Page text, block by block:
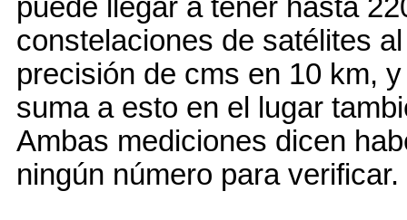
puede llegar a tener hasta
constelaciones de satélites
precisión de cms en 10 km,
suma a esto en el lugar
Ambas mediciones dicen
ningún número para verificar.